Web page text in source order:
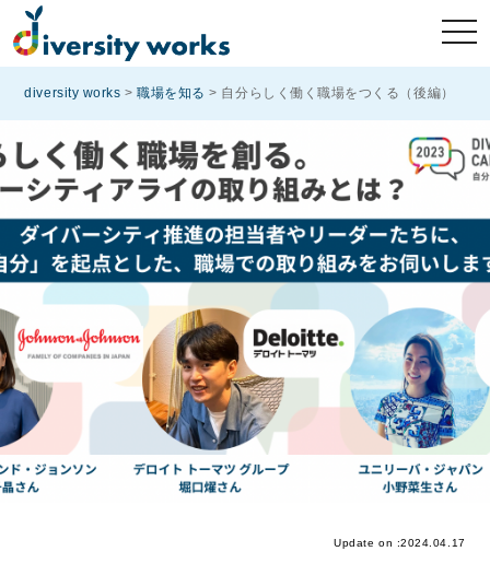
diversity works >職場を知る > 自分らしく働く職場をつくる（後編）
Update on :2024.04.17